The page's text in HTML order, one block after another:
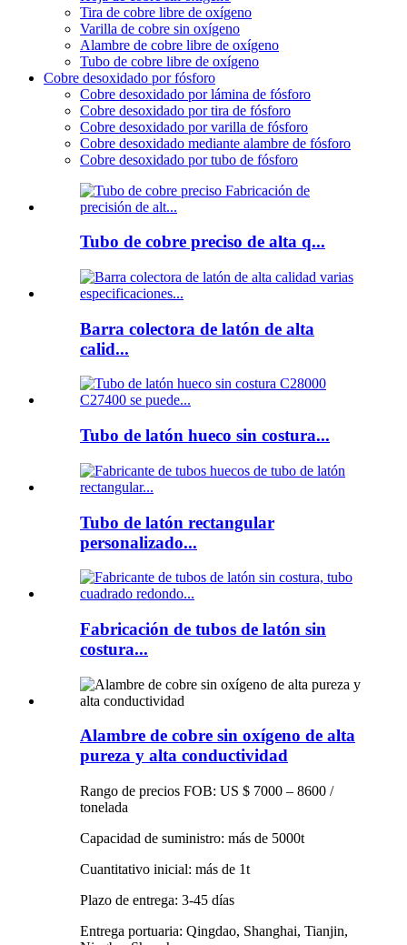
Tira de cobre libre de oxígeno
Varilla de cobre sin oxígeno
Alambre de cobre libre de oxígeno
Tubo de cobre libre de oxígeno
Cobre desoxidado por fósforo
Cobre desoxidado por lámina de fósforo
Cobre desoxidado por tira de fósforo
Cobre desoxidado por varilla de fósforo
Cobre desoxidado mediante alambre de fósforo
Cobre desoxidado por tubo de fósforo
Tubo de cobre preciso de alta q...
Barra colectora de latón de alta
calid...
Tubo de latón hueco sin costura...
Tubo de latón rectangular
personalizado...
Fabricación de tubos de latón sin
costura...
Alambre de cobre sin oxígeno de alta
pureza y alta conductividad
Rango de precios FOB: US $ 7000 – 8600 /
tonelada
Capacidad de suministro: más de 5000t
Cuantitativo inicial: más de 1t
Plazo de entrega: 3-45 días
Entrega portuaria: Qingdao, Shanghai, Tianjin,